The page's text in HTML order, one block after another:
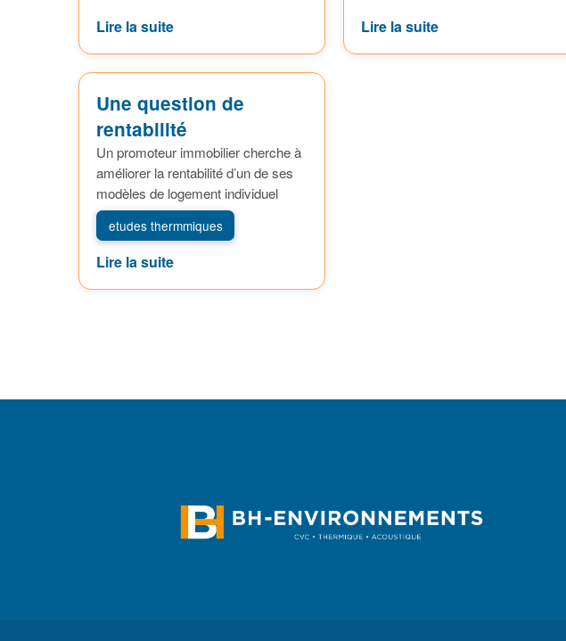
Lire la suite Lire la suite
Une question de
rentabilité
Un promoteur immobilier cherche à
améliorer la rentabilité d’un de ses
modèles de logement individuel
etudes thermmiques
Lire la suite